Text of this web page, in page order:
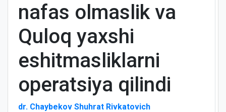
nafas olmaslik va
Quloq yaxshi
eshitmasliklarni
operatsiya qilindi
dr. Chaybekov Shuhrat Rivkatovich